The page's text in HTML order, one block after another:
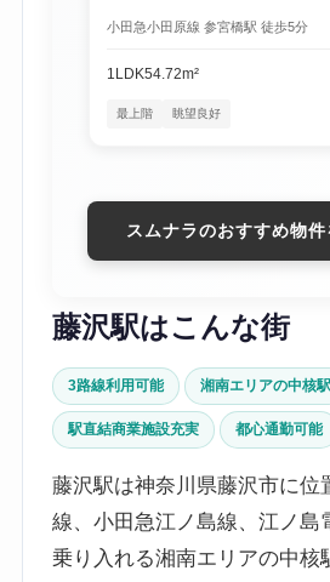
小田急小田原線 参宮橋駅 徒歩5分
1LDK54.72m²
最上階 眺望良好
スムナラのおすすめ物件
藤沢駅はこんな街
3路線利用可能 湘南エリアの中核駅
駅直結商業施設充実 都心通勤可能
藤沢駅は神奈川県藤沢市に位
線、小田急江ノ島線、江ノ島
乗り入れる湘南エリアの中核